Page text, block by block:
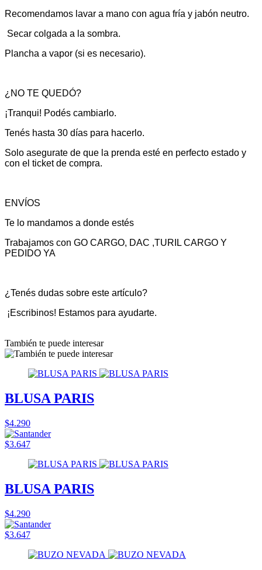
Recomendamos lavar a mano con agua fría y jabón neutro.
Secar colgada a la sombra.
Plancha a vapor (si es necesario).
¿NO TE QUEDÓ?
¡Tranqui! Podés cambiarlo.
Tenés hasta 30 días para hacerlo.
Solo asegurate de que la prenda esté en perfecto estado y
con el ticket de compra.
ENVÍOS
Te lo mandamos a donde estés
Trabajamos con GO CARGO, DAC ,TURIL CARGO Y
PEDIDO YA
¿Tenés dudas sobre este artículo?
¡Escribinos! Estamos para ayudarte.
También te puede interesar
BLUSA PARIS
$4.290
$3.647
BLUSA PARIS
$4.290
$3.647